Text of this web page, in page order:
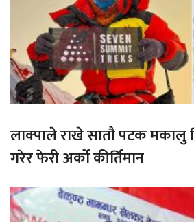
लाक्पाले राखे सातौ पटक मकालु
गरेर फेरी अर्को कीर्तिमान